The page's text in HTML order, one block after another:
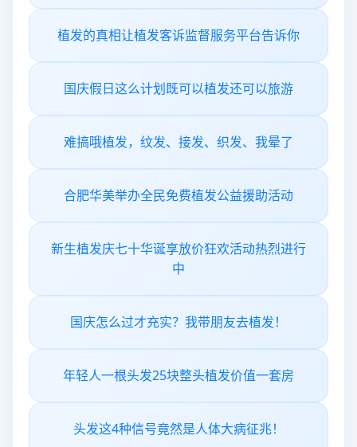
植发的真相让植发客诉监督服务平台告诉你
国庆假日这么计划既可以植发还可以旅游
难搞哦植发，纹发、接发、织发、我晕了
合肥华美举办全民免费植发公益援助活动
新生植发庆七十华诞享放价狂欢活动热烈进行
中
国庆怎么过才充实？我带朋友去植发！
年轻人一根头发25块整头植发价值一套房
头发这4种信号竟然是人体大病征兆！